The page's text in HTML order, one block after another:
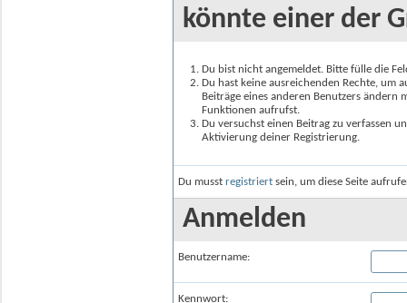
könnte einer der
Du bist nicht angemeldet. Bitte fülle die
Du hast keine ausreichenden Rechte, um
Beiträge eines anderen Benutzers
Funktionen aufrufst.
Du versuchst einen Beitrag zu verfassen
Aktivierung deiner Registrierung.
Du musst registriert sein, um diese Seite
Anmelden
Benutzername:
Kennwort: